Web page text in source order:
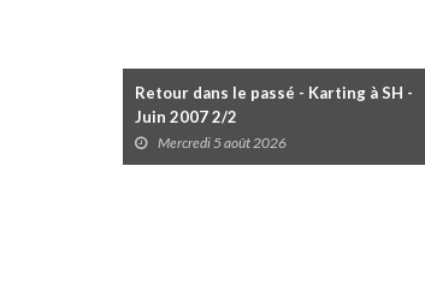
Retour dans le passé - Karting à SH -
Juin 2007 2/2
Mercredi 5 août 2026